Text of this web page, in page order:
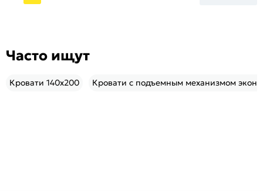
Часто ищут
Кровати 140х200 Кровати с подъемным механизмом